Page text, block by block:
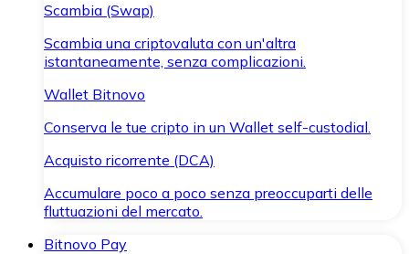
Scambia (Swap)
Scambia una criptovaluta con un'altra
istantaneamente, senza complicazioni.
Wallet Bitnovo
Conserva le tue cripto in un Wallet self-custodial.
Acquisto ricorrente (DCA)
Accumulare poco a poco senza preoccuparti delle
fluttuazioni del mercato.
Bitnovo Pay